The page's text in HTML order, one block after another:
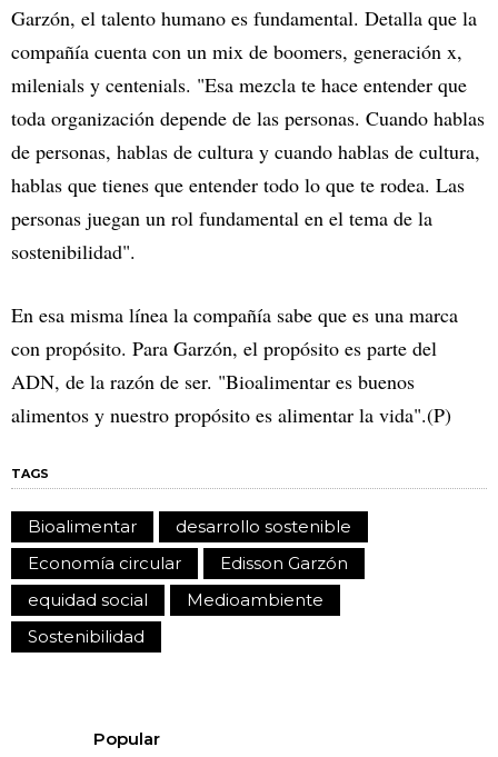
Garzón, el talento humano es fundamental. Detalla que la
compañía cuenta con un mix de boomers, generación x,
milenials y centenials. "Esa mezcla te hace entender que
toda organización depende de las personas. Cuando hablas
de personas, hablas de cultura y cuando hablas de cultura,
hablas que tienes que entender todo lo que te rodea. Las
personas juegan un rol fundamental en el tema de la
sostenibilidad".
En esa misma línea la compañía sabe que es una marca
con propósito. Para Garzón, el propósito es parte del
ADN, de la razón de ser. "Bioalimentar es buenos
alimentos y nuestro propósito es alimentar la vida".(P)
TAGS
Bioalimentar
desarrollo sostenible
Economía circular
Edisson Garzón
equidad social
Medioambiente
Sostenibilidad
Popular